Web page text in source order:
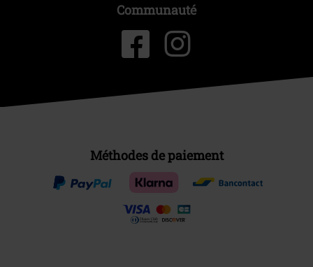
Communauté
Méthodes de paiement